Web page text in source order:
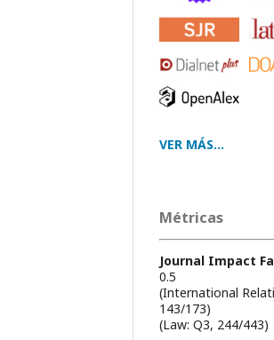
VER MÁS...
Métricas
Journal Impact
0.5
(International
143/173)
(Law: Q3, 244/443)